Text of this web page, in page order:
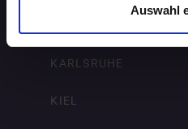
Auswahl
KARLSRUHE
KIEL